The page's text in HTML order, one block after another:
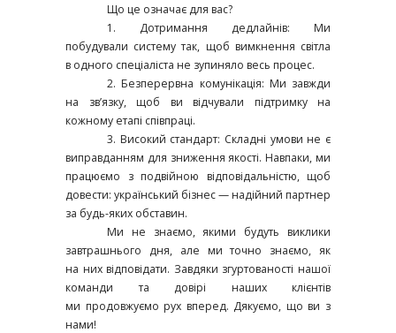
Що це означає для вас?
1. Дотримання дедлайнів: Ми
побудували систему так, щоб вимкнення світла
в одного спеціаліста не зупиняло весь процес.
2. Безперервна комунікація: Ми завжди
на зв’язку, щоб ви відчували підтримку на
кожному етапі співпраці.
3. Високий стандарт: Складні умови не є
виправданням для зниження якості. Навпаки, ми
працюємо з подвійною відповідальністю, щоб
довести: український бізнес — надійний партнер
за будь-яких обставин.
Ми не знаємо, якими будуть виклики
завтрашнього дня, але ми точно знаємо, як
на них відповідати. Завдяки згуртованості нашої
команди та довірі наших клієнтів
ми продовжуємо рух вперед. Дякуємо, що ви з
нами!